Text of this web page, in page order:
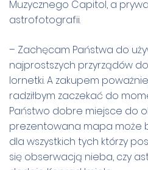
Muzycznego Capitol, a
astrofotografii.
– Zachęcam Państwa do
najprostszych przyrządów
lornetki. A zakupem
radziłbym zaczekać do
Państwo dobre miejsce do
prezentowana mapa może
dla wszystkich tych którzy
się obserwacją nieba, czy